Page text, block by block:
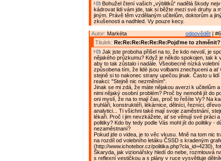
Bohužel čtení vašich „výblitků“ nadělá škody
kádrovat lidi vám jde, tak si běžte mezi své druhy a
jiným. Právě těm vzdělaným učitelům, doktorům a
zkušenosti a nadhled. Vy pouze kecy.
odpovědět |
Autor: Markéta
Titulek: Re:Re:Re:Re:Re:Re:Pojďme to zhměnit?
Jak jste proboha přišel na to, že kdo nevolí, je
nějakého průzkumu? Když je někdo spokojen, tak k
aby to tak zůstalo i nadále. Všeobecně nízká volební
způsobena tím, že lidé jsou volbami znechuceni a ať
stejně si to nakonec strany upečou jinak. Často u
reakci: "Stejně nic nezměním".
Jinak se mi zdá, že máte nějakou averzi k učitelům
nimi nějaký osobní problém? Proč by nemohli jít do
oni myslí, že na to mají čas, proč to řešíte Vy? Na
truhláři, konstruktéři, lékárnice, dělníci, řezníci,
analytici... Ti všichni také mají svoje zaměstnání,
lékaři. Proč i jim nevzkážete, ať se věnují své práci
politiky? Kdo by tedy podle Vás mohl jít do politiky -
nezaměstnaní?
Pokud jde o videa, je to věc vkusu. Mně na tom nic
na rozdíl od volebního letáku ČSSD s kradeným
(http://www.ichotebor.cz/politika.php?cla_id=4230),
Škaryda, jak vizionářsky hledí do nebe, rozmlouvá
s reflexní vestičkou a s plány v ruce vysvětluje